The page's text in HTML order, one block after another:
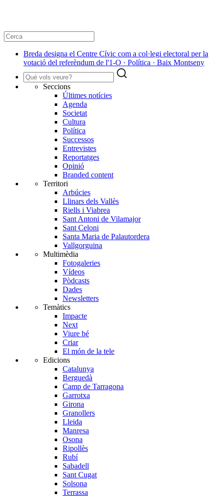
Breda designa el Centre Cívic com a col·legi electoral per la
votació del referèndum de l'1-O · Política · Baix Montseny
Seccions
Últimes notícies
Agenda
Societat
Cultura
Política
Successos
Entrevistes
Reportatges
Opinió
Branded content
Territori
Arbúcies
Llinars dels Vallès
Riells i Viabrea
Sant Antoni de Vilamajor
Sant Celoni
Santa Maria de Palautordera
Vallgorguina
Multimèdia
Fotogaleries
Vídeos
Pòdcasts
Dades
Newsletters
Temàtics
Impacte
Next
Viure bé
Criar
El món de la tele
Edicions
Catalunya
Berguedà
Camp de Tarragona
Garrotxa
Girona
Granollers
Lleida
Manresa
Osona
Ripollès
Rubí
Sabadell
Sant Cugat
Solsona
Terrassa